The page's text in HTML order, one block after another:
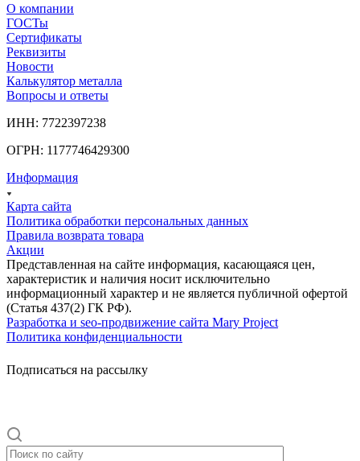
О компании
ГОСТы
Сертификаты
Реквизиты
Новости
Калькулятор металла
Вопросы и ответы
ИНН: 7722397238
ОГРН: 1177746429300
Информация
Карта сайта
Политика обработки персональных данных
Правила возврата товара
Акции
Представленная на сайте информация, касающаяся цен,
характеристик и наличия носит исключительно
информационный характер и не является публичной офертой
(Статья 437(2) ГК РФ).
Разработка и seo-продвижение сайта Mary Project
Политика конфиденциальности
Подписаться на рассылку